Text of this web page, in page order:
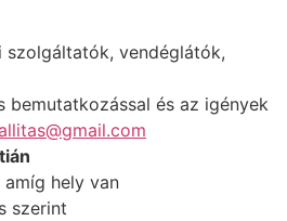
szolgáltatók, vendéglátók,
bemutatkozással és az igények
amíg hely van
szerint